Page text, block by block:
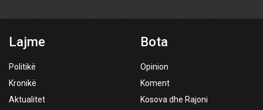
Lajme
Politikë
Kronikë
Aktualitet
Bota
Opinion
Koment
Kosova dhe Rajoni